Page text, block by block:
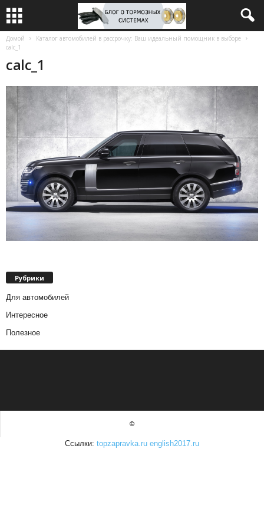
Домой
Каталог автомобилей в рассрочку: Ваш идеальный помощник в выборе
calc_1
calc_1
Рубрики
Для автомобилей
Интересное
Полезное
©
Ссылки: topzapravka.ru english2017.ru